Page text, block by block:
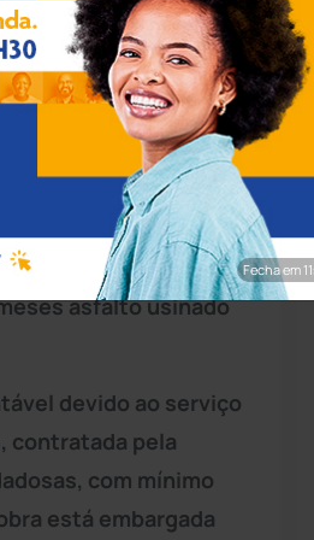
Pereira de
da Embasa para
a empresa deixou
asfalto usinado
devido ao serviço
contratada pela
com mínimo
está embargada
Fecha em